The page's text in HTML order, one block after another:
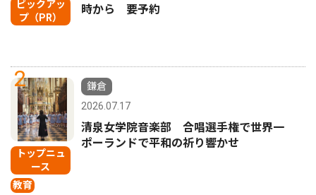
ピックアッ
プ（PR）
時から 要予約
2
トップニュ
ース
教育
鎌倉
2026.07.17
清泉女学院音楽部 合唱選手権で世界一
ポーランドで平和の祈り響かせ